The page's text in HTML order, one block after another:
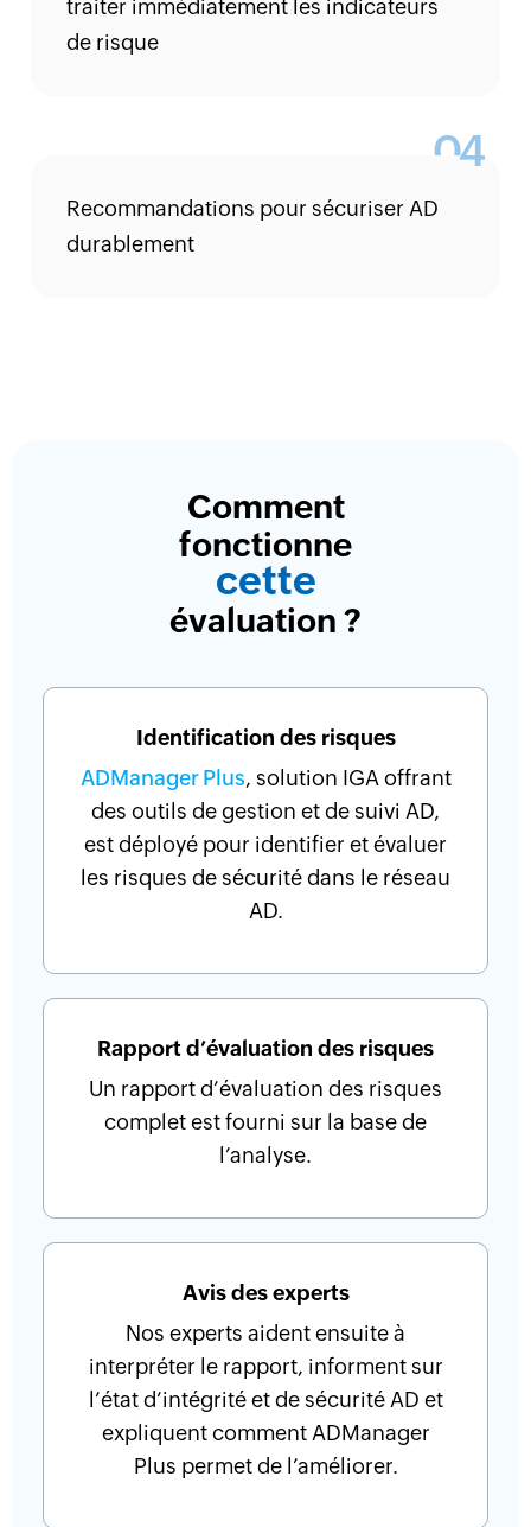
traiter immédiatement les indicateurs
de risque
4
Recommandations pour sécuriser AD
durablement
Comment
fonctionne
cette
évaluation ?
Identification des risques
ADManager Plus, solution IGA offrant
des outils de gestion et de suivi AD,
est déployé pour identifier et évaluer
les risques de sécurité dans le réseau
AD.
Rapport d’évaluation des risques
Un rapport d’évaluation des risques
complet est fourni sur la base de
l’analyse.
Avis des experts
Nos experts aident ensuite à
interpréter le rapport, informent sur
l’état d’intégrité et de sécurité AD et
expliquent comment ADManager
Plus permet de l’améliorer.